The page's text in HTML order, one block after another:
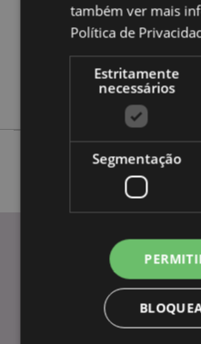
1.080000
Não
Não
também ver mais
Política de
Estritamente
necessários
Segmentação